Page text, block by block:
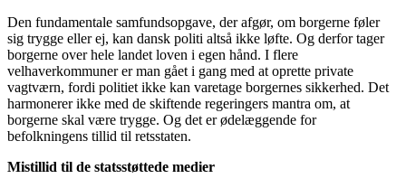
Den fundamentale samfundsopgave, der afgør, om borgerne føler
sig trygge eller ej, kan dansk politi altså ikke løfte. Og derfor tager
borgerne over hele landet loven i egen hånd. I flere
velhaverkommuner er man gået i gang med at oprette private
vagtværn, fordi politiet ikke kan varetage borgernes sikkerhed. Det
harmonerer ikke med de skiftende regeringers mantra om, at
borgerne skal være trygge. Og det er ødelæggende for
befolkningens tillid til retsstaten.
Mistillid til de statsstøttede medier